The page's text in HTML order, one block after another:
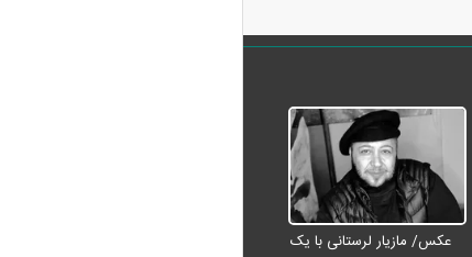
عکس/ مازیار لرستانی با یک